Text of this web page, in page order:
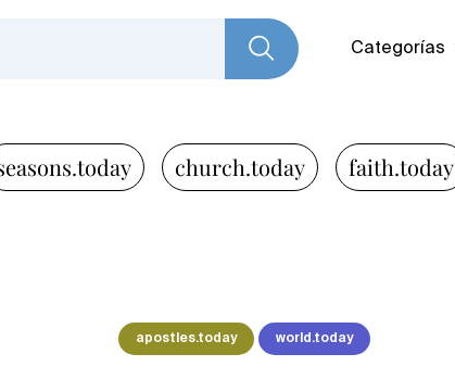
Categorías
church.today faith.today
apostles.today world.today